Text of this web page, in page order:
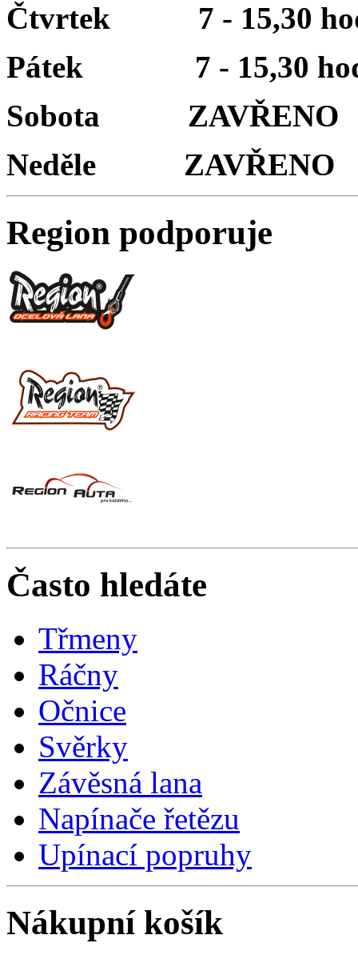
Čtvrtek 7 - 15,30
Pátek 7 - 15,30
Sobota ZAVŘENO
Neděle ZAVŘENO
Region podporuje
Často hledáte
Třmeny
Ráčny
Očnice
Svěrky
Závěsná lana
Napínače řetězu
Upínací popruhy
Nákupní košík